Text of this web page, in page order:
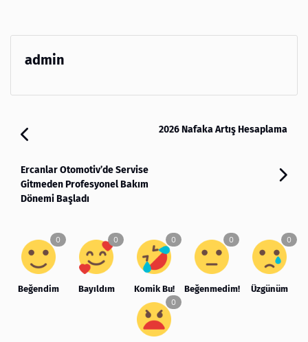
admin
2026 Nafaka Artış Hesaplama
Ercanlar Otomotiv’de Servise
Gitmeden Profesyonel Bakım
Dönemi Başladı
Beğendim Bayıldım Komik Bu! Beğenmedim! Üzgünüm